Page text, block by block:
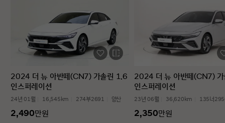
2024 더 뉴 아반떼(CN7) 가솔린 1.6
인스퍼레이션
24년 01월 16,545km 274부2691 양산
2,490만원
2024 더 뉴 아반떼(CN7)
인스퍼레이션
23년 06월 36,620km 135너
2,350만원